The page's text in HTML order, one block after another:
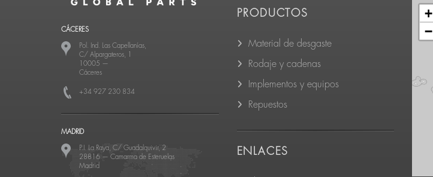
CÁCERES
Pol. Ind. Las Capellanías,
C/ Alpargateros, 1
10005 —
Cáceres
+34 927 230 834
MADRID
P.I. La Raya, C/ Guadalquivir, 2
28816 — Camarma de Esteruelas
Madrid
PRODUCTOS
Material de desgaste
Rodaje y cadenas
Implementos y equipos
Repuestos
ENLACES
+
−